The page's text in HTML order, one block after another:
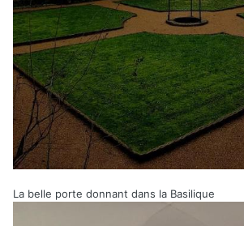
La belle porte donnant dans la Basilique